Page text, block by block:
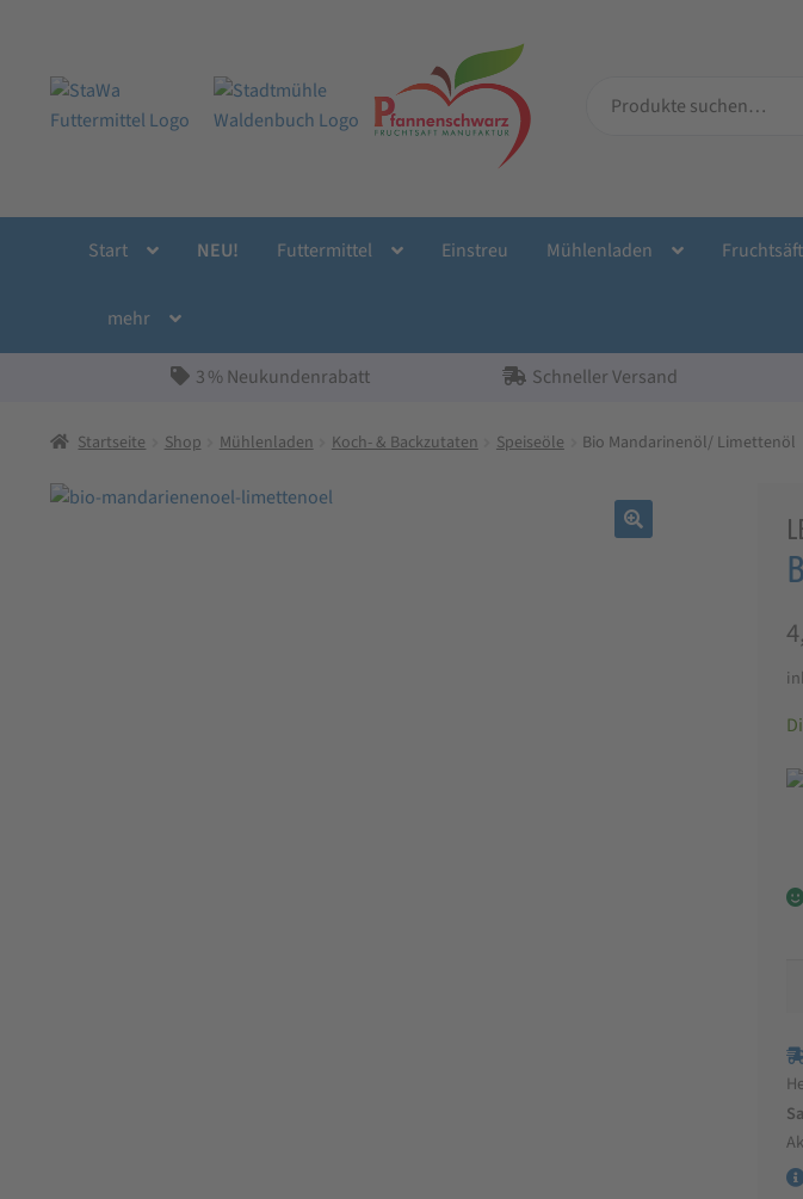
Navigation
springen
Inhalt
springen
nach:
Start NEU! Futtermittel Einstreu Mühlenladen
mehr
3 % Neukundenrabatt Schneller Versand
Startseite Shop Mühlenladen Koch- & Backzutaten Speiseöle Bio Mandarinenöl/ Limettenöl